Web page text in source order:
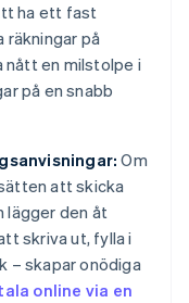
ha ett fast
räkningar på
en milstolpe i
på en snabb
Om
att skicka
lägger den åt
skriva ut, fylla i
– skapar onödiga
online via en